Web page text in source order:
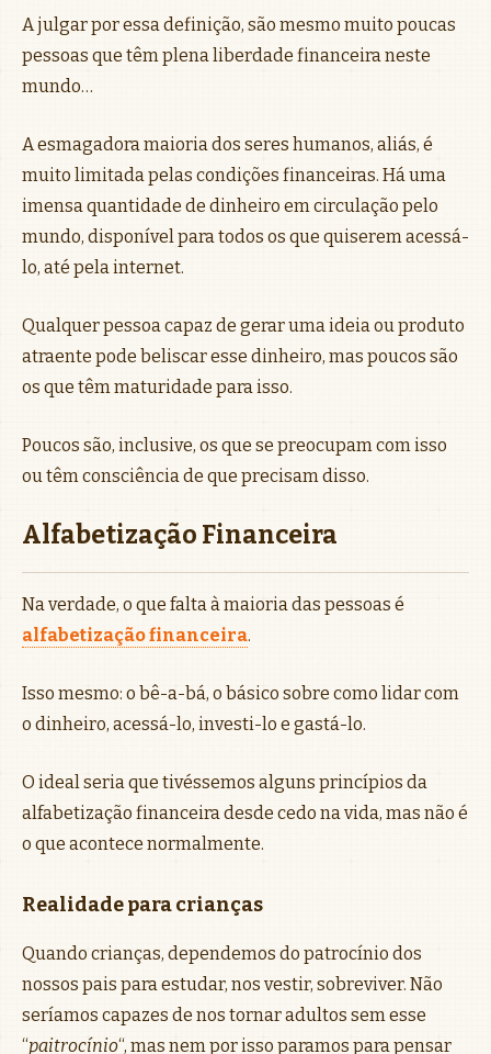
A julgar por essa definição, são mesmo muito poucas
pessoas que têm plena liberdade financeira neste
mundo…
A esmagadora maioria dos seres humanos, aliás, é
muito limitada pelas condições financeiras. Há uma
imensa quantidade de dinheiro em circulação pelo
mundo, disponível para todos os que quiserem acessá-
lo, até pela internet.
Qualquer pessoa capaz de gerar uma ideia ou produto
atraente pode beliscar esse dinheiro, mas poucos são
os que têm maturidade para isso.
Poucos são, inclusive, os que se preocupam com isso
ou têm consciência de que precisam disso.
Alfabetização Financeira
Na verdade, o que falta à maioria das pessoas é
alfabetização financeira.
Isso mesmo: o bê-a-bá, o básico sobre como lidar com
o dinheiro, acessá-lo, investi-lo e gastá-lo.
O ideal seria que tivéssemos alguns princípios da
alfabetização financeira desde cedo na vida, mas não é
o que acontece normalmente.
Realidade para crianças
Quando crianças, dependemos do patrocínio dos
nossos pais para estudar, nos vestir, sobreviver. Não
seríamos capazes de nos tornar adultos sem esse
“paitrocínio“, mas nem por isso paramos para pensar